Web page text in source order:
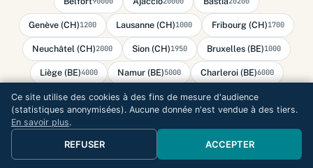
Genève (CH)1200 Lausanne (CH)1000 Fribourg (CH)1700
Neuchâtel (CH)2000 Sion (CH)1950 Bruxelles (BE)1000
Liège (BE)4000 Namur (BE)5000 Charleroi (BE)6000
Mons (BE)7000 Luxembourg (LU)L-1009
Monaco (MC)
Ce site utilise des cookies à des fins de mesure d'audience
(statistiques anonymisées). Aucune donnée n'est vendue à des tiers.
En savoir plus.
REFUSER ACCEPTER